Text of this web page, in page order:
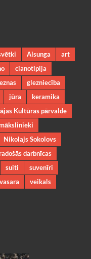
Alsunga
art
cianotipija
glezniecība
jūra
keramika
Kultūras pārvalde
Nikolajs Sokolovs
darbnīcas
suiti
suvenīri
vasara
veikals